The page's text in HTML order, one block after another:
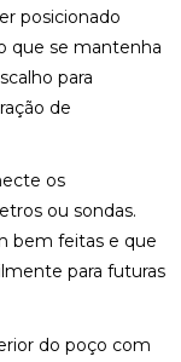
posicionado
que se mantenha
para
de
os
ou sondas.
bem feitas e que
para futuras
do poço com